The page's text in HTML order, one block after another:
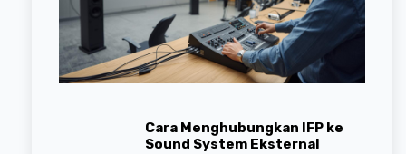
Cara Menghubungkan IFP ke
Sound System Eksternal